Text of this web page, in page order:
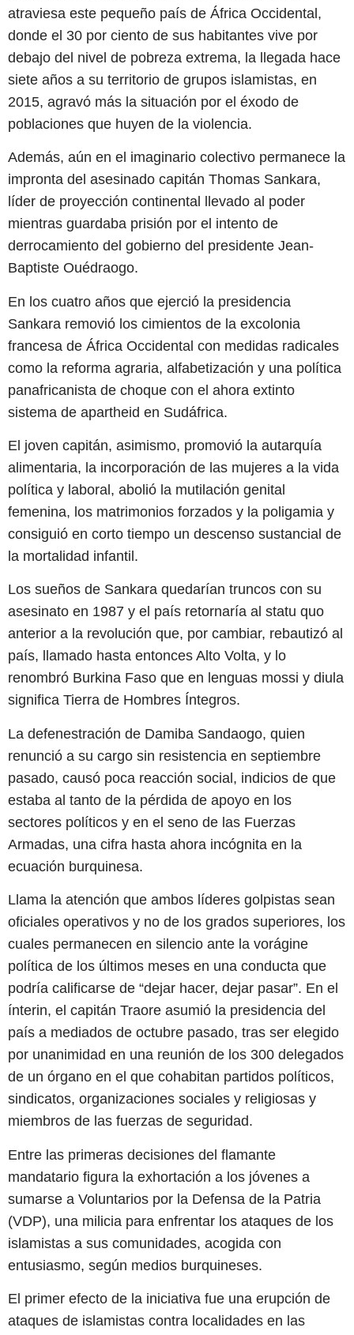
atraviesa este pequeño país de África Occidental,
donde el 30 por ciento de sus habitantes vive por
debajo del nivel de pobreza extrema, la llegada hace
siete años a su territorio de grupos islamistas, en
2015, agravó más la situación por el éxodo de
poblaciones que huyen de la violencia.
Además, aún en el imaginario colectivo permanece la
impronta del asesinado capitán Thomas Sankara,
líder de proyección continental llevado al poder
mientras guardaba prisión por el intento de
derrocamiento del gobierno del presidente Jean-
Baptiste Ouédraogo.
En los cuatro años que ejerció la presidencia
Sankara removió los cimientos de la excolonia
francesa de África Occidental con medidas radicales
como la reforma agraria, alfabetización y una política
panafricanista de choque con el ahora extinto
sistema de apartheid en Sudáfrica.
El joven capitán, asimismo, promovió la autarquía
alimentaria, la incorporación de las mujeres a la vida
política y laboral, abolió la mutilación genital
femenina, los matrimonios forzados y la poligamia y
consiguió en corto tiempo un descenso sustancial de
la mortalidad infantil.
Los sueños de Sankara quedarían truncos con su
asesinato en 1987 y el país retornaría al statu quo
anterior a la revolución que, por cambiar, rebautizó al
país, llamado hasta entonces Alto Volta, y lo
renombró Burkina Faso que en lenguas mossi y diula
significa Tierra de Hombres Íntegros.
La defenestración de Damiba Sandaogo, quien
renunció a su cargo sin resistencia en septiembre
pasado, causó poca reacción social, indicios de que
estaba al tanto de la pérdida de apoyo en los
sectores políticos y en el seno de las Fuerzas
Armadas, una cifra hasta ahora incógnita en la
ecuación burquinesa.
Llama la atención que ambos líderes golpistas sean
oficiales operativos y no de los grados superiores, los
cuales permanecen en silencio ante la vorágine
política de los últimos meses en una conducta que
podría calificarse de “dejar hacer, dejar pasar”. En el
ínterin, el capitán Traore asumió la presidencia del
país a mediados de octubre pasado, tras ser elegido
por unanimidad en una reunión de los 300 delegados
de un órgano en el que cohabitan partidos políticos,
sindicatos, organizaciones sociales y religiosas y
miembros de las fuerzas de seguridad.
Entre las primeras decisiones del flamante
mandatario figura la exhortación a los jóvenes a
sumarse a Voluntarios por la Defensa de la Patria
(VDP), una milicia para enfrentar los ataques de los
islamistas a sus comunidades, acogida con
entusiasmo, según medios burquineses.
El primer efecto de la iniciativa fue una erupción de
ataques de islamistas contra localidades en las